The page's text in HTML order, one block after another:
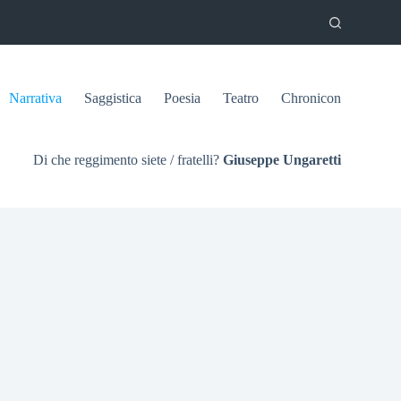
Narrativa Saggistica Poesia Teatro Chronicon
Di che reggimento siete / fratelli? Giuseppe Ungaretti